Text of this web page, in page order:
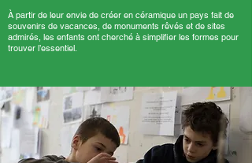
À partir de leur envie de créer en céramique un pays fait de
souvenirs de vacances, de monuments rêvés et de sites
admirés, les enfants ont cherché à simplifier les formes pour
trouver l’essentiel.